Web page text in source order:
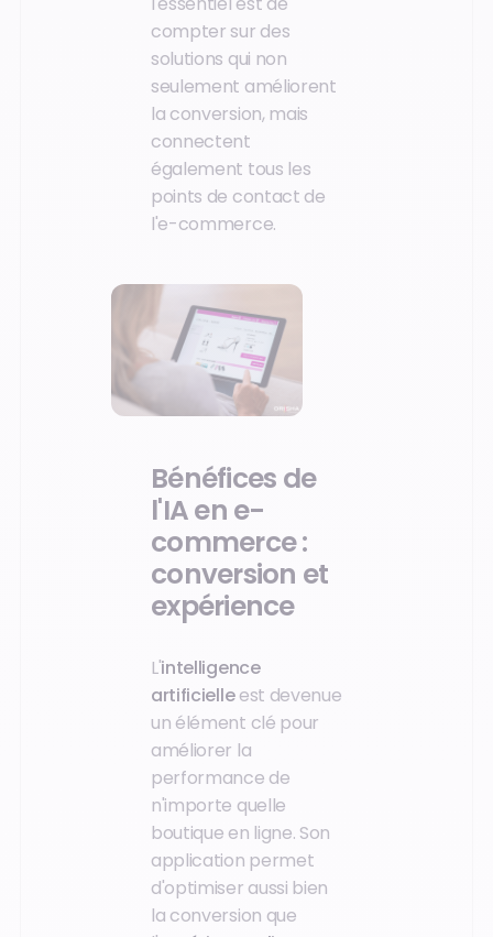
compter sur des
solutions qui non
seulement améliorent
la conversion, mais
connectent
également tous les
points de contact de
l'e-commerce.
Bénéfices de
l'IA en e-
commerce :
conversion et
expérience
L'intelligence
artificielleest devenue
un élément clé pour
améliorer la
performance de
n'importe quelle
boutique en ligne. Son
application permet
d'optimiser aussi bien
la conversion que